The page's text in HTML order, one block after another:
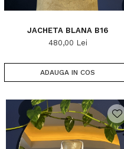
JACHETA BLANA B16
480,00 Lei
ADAUGA IN COS